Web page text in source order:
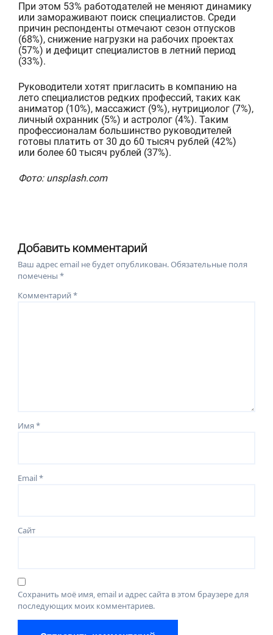
При этом 53% работодателей не меняют динамику
или замораживают поиск специалистов. Среди
причин респонденты отмечают сезон отпусков
(68%), снижение нагрузки на рабочих проектах
(57%) и дефицит специалистов в летний период
(33%).
Руководители хотят пригласить в компанию на
лето специалистов редких профессий, таких как
аниматор (10%), массажист (9%), нутрициолог (7%),
личный охранник (5%) и астролог (4%). Таким
профессионалам большинство руководителей
готовы платить от 30 до 60 тысяч рублей (42%)
или более 60 тысяч рублей (37%).
Фото: unsplash.com
Добавить комментарий
Ваш адрес email не будет опубликован.Обязательные поля
помечены*
Комментарий*
Имя*
Email*
Сайт
Сохранить моё имя, email и адрес сайта в этом браузере для
последующих моих комментариев.